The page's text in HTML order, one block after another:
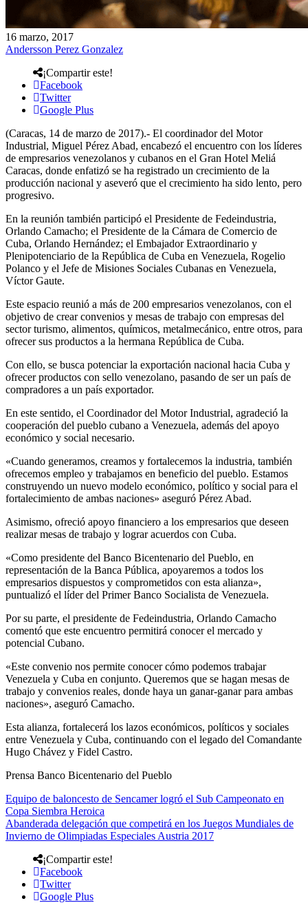
16 marzo, 2017
Andersson Perez Gonzalez
¡Compartir este!
Facebook
Twitter
Google Plus
(Caracas, 14 de marzo de 2017).- El coordinador del Motor
Industrial, Miguel Pérez Abad, encabezó el encuentro con los líderes
de empresarios venezolanos y cubanos en el Gran Hotel Meliá
Caracas, donde enfatizó se ha registrado un crecimiento de la
producción nacional y aseveró que el crecimiento ha sido lento, pero
progresivo.
En la reunión también participó el Presidente de Fedeindustria,
Orlando Camacho; el Presidente de la Cámara de Comercio de
Cuba, Orlando Hernández; el Embajador Extraordinario y
Plenipotenciario de la República de Cuba en Venezuela, Rogelio
Polanco y el Jefe de Misiones Sociales Cubanas en Venezuela,
Víctor Gaute.
Este espacio reunió a más de 200 empresarios venezolanos, con el
objetivo de crear convenios y mesas de trabajo con empresas del
sector turismo, alimentos, químicos, metalmecánico, entre otros, para
ofrecer sus productos a la hermana República de Cuba.
Con ello, se busca potenciar la exportación nacional hacia Cuba y
ofrecer productos con sello venezolano, pasando de ser un país de
compradores a un país exportador.
En este sentido, el Coordinador del Motor Industrial, agradeció la
cooperación del pueblo cubano a Venezuela, además del apoyo
económico y social necesario.
«Cuando generamos, creamos y fortalecemos la industria, también
ofrecemos empleo y trabajamos en beneficio del pueblo. Estamos
construyendo un nuevo modelo económico, político y social para el
fortalecimiento de ambas naciones» aseguró Pérez Abad.
Asimismo, ofreció apoyo financiero a los empresarios que deseen
realizar mesas de trabajo y lograr acuerdos con Cuba.
«Como presidente del Banco Bicentenario del Pueblo, en
representación de la Banca Pública, apoyaremos a todos los
empresarios dispuestos y comprometidos con esta alianza»,
puntualizó el líder del Primer Banco Socialista de Venezuela.
Por su parte, el presidente de Fedeindustria, Orlando Camacho
comentó que este encuentro permitirá conocer el mercado y
potencial Cubano.
«Este convenio nos permite conocer cómo podemos trabajar
Venezuela y Cuba en conjunto. Queremos que se hagan mesas de
trabajo y convenios reales, donde haya un ganar-ganar para ambas
naciones», aseguró Camacho.
Esta alianza, fortalecerá los lazos económicos, políticos y sociales
entre Venezuela y Cuba, continuando con el legado del Comandante
Hugo Chávez y Fidel Castro.
Prensa Banco Bicentenario del Pueblo
Equipo de baloncesto de Sencamer logró el Sub Campeonato en
Copa Siembra Heroica
Abanderada delegación que competirá en los Juegos Mundiales de
Invierno de Olimpiadas Especiales Austria 2017
¡Compartir este!
Facebook
Twitter
Google Plus